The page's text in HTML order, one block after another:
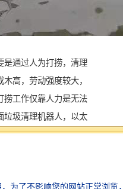
是通过人为打捞，清理
高，劳动强度较大，
捞工作仅靠人力是无法
垃圾清理机器人，以太
圾，并通过控制系统实
的难度，且达到节约并
活动灵活，方使快捷，